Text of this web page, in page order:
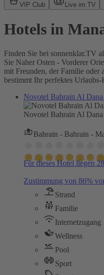
VIP Club Live im TV
Hotels in
Finden Sie bei sonnenklar.TV
Sie Naher Osten - Vorderer
mit Freunden, der Familie oder
bestimmt Ihr perfektes Urlaubs-
Novotel Bahrain Al Dana
Novotel Bahrain Al Dana
Bahrain - Bahrain -
Für dieses Hotel liegen
Zustimmung von 86%
Strand
Familie
Internetzugang
Wellness
Pool
Sport